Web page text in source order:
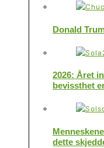
Donald
2026: Året
bevissthet
dette